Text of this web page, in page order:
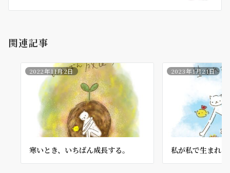
ン
関連記事
2022年11月2日
寒いとき、いちばん成長する。
2023年1月21日
私が私で生まれ